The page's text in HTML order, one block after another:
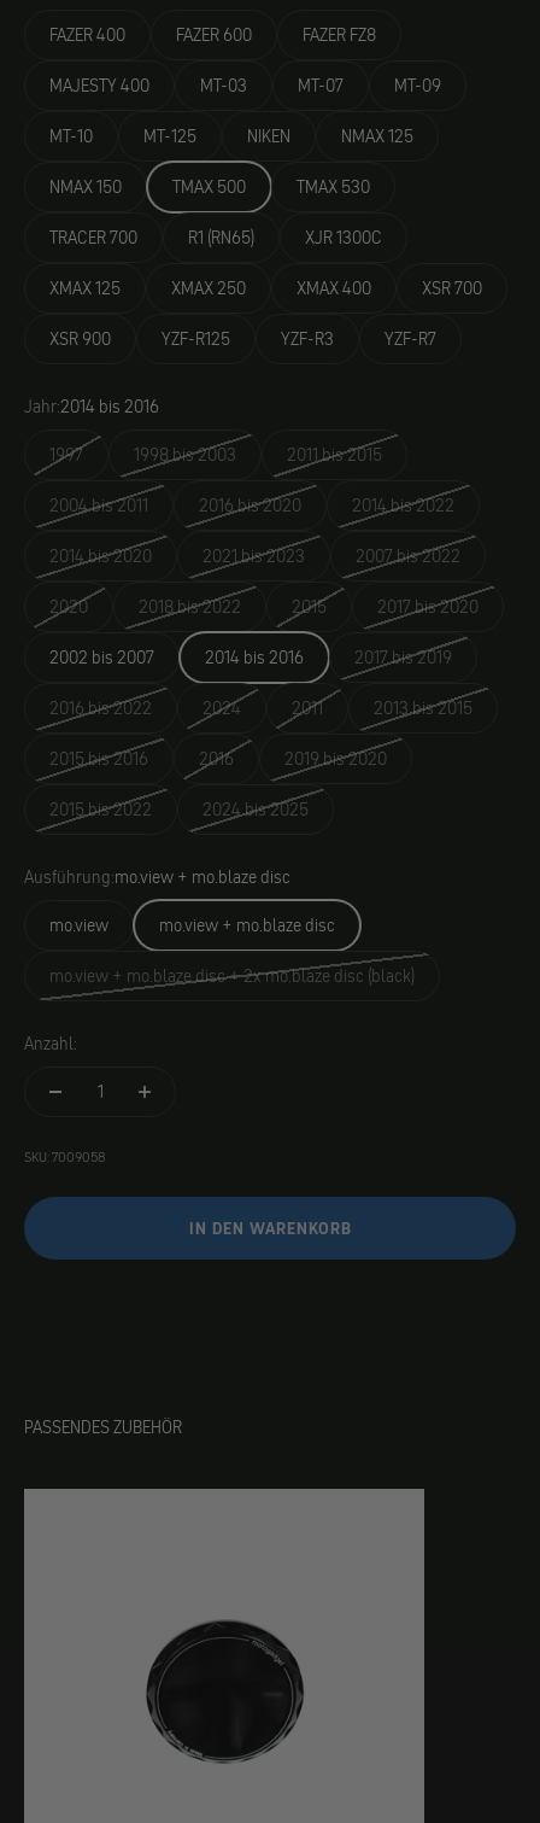
FAZER 400
FAZER 600 FAZER FZ8
MAJESTY 400 MT-03 MT-07 MT-09
MT-10 MT-125 NIKEN NMAX 125
NMAX 150 TMAX 500 TMAX 530
TRACER 700 R1 (RN65) XJR 1300C
XMAX 125 XMAX 250 XMAX 400 XSR 700
XSR 900 YZF-R125 YZF-R3 YZF-R7
Jahr:2014 bis 2016
1997
1998 bis 2003 2011 bis 2015
2004 bis 2011 2016 bis 2020 2014 bis 2022
2014 bis 2020 2021 bis 2023 2007 bis 2022
2020 2018 bis 2022 2015 2017 bis 2020
2002 bis 2007 2014 bis 2016 2017 bis 2019
2016 bis 2022 2024 2011 2013 bis 2015
2015 bis 2016 2016 2019 bis 2020
2015 bis 2022 2024 bis 2025
Ausführung:mo.view + mo.blaze disc
mo.view
mo.view + mo.blaze disc
mo.view + mo.blaze disc + 2x mo.blaze disc (black)
Anzahl:
SKU: 7009058
IN DEN WARENKORB
PASSENDES ZUBEHÖR